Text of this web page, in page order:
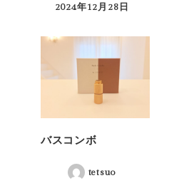
投稿日
2024年12月28日
バスコンボ
tetsuo